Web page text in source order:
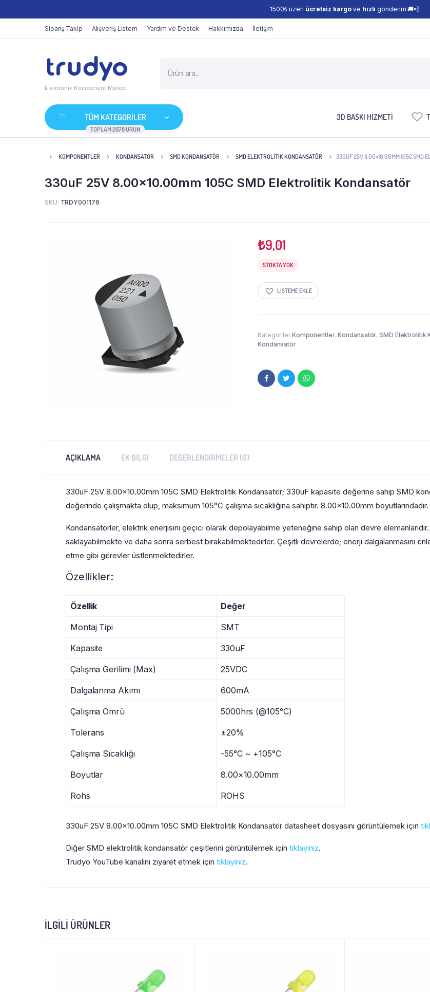
1500₺ üzeri ücretsiz kargo ve hızlı gönderim 🚚💨
Sipariş Takip Alışveriş Listem Yardım ve Destek Hakkımızda İletişim
Elektronik Komponent Marketi
TÜM KATEGORİLER
TOPLAM 2678 ÜRÜN
3D BASKI HIZMETI
KOMPONENTLER KONDANSATÖR SMD KONDANSATÖR SMD ELEKTROLITIK KONDANSATÖR 330UF 25V 8.00×10.00MM 105C SMD
330uF 25V 8.00×10.00mm 105C SMD Elektrolitik Kondansatör
SKU: TRDY001176
₺9,01
STOKTA YOK
LISTEME EKLE
Kategoriler Komponentler,Kondansatör,SMD Elektrolitik
Kondansatör
AÇIKLAMA EK BILGI DEĞERLENDIRMELER (0)
330uF 25V 8.00×10.00mm 105C SMD Elektrolitik Kondansatör; 330uF kapasite değerine sahip SMD
değerinde çalışmakta olup, maksimum 105°C çalışma sıcaklığına sahiptir. 8.00×10.00mm boyutlarındadır.
Kondansatörler, elektrik enerjisini geçici olarak depolayabilme yeteneğine sahip olan devre
saklayabilmekte ve daha sonra serbest bırakabilmektedirler. Çeşitli devrelerde; enerji dalgalanmasını
etme gibi görevler üstlenmektedirler.
Özellikler:
Özellik Değer
Montaj Tipi SMT
Kapasite 330uF
Çalışma Gerilimi (Max) 25VDC
Dalgalanma Akımı 600mA
Çalışma Ömrü 5000hrs (@105°C)
Tolerans ±20%
Çalışma Sıcaklığı -55°C ~ +105°C
Boyutlar 8.00×10.00mm
Rohs ROHS
330uF 25V 8.00×10.00mm 105C SMD Elektrolitik Kondansatör datasheet dosyasını görüntülemek için
Diğer SMD elektrolitik kondansatör çeşitlerini görüntülemek için tıklayınız.
Trudyo YouTube kanalını ziyaret etmek için tıklayınız.
İLGILI ÜRÜNLER